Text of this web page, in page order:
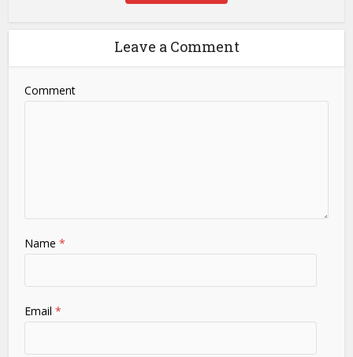
Leave a Comment
Comment
Name*
Email*